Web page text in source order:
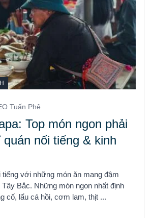
Tuấn Phê
Top món ngon phải
nổi tiếng & kinh
với những món ăn mang đậm
Bắc. Những món ngon nhất định
cố, lẩu cá hồi, cơm lam, thịt ...